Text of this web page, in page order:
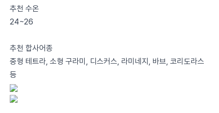
추천 수온
24~26
추천 합사어종
중형 테트라, 소형 구라미, 디스커스, 라미네지, 바브, 코리도라스
등